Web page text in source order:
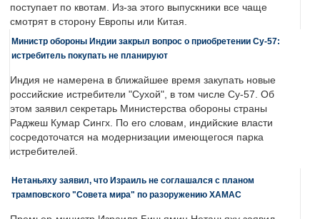
поступает по квотам. Из-за этого выпускники все чаще
смотрят в сторону Европы или Китая.
Министр обороны Индии закрыл вопрос о приобретении Су-57:
истребитель покупать не планируют
Индия не намерена в ближайшее время закупать новые
российские истребители "Сухой", в том числе Су-57. Об
этом заявил секретарь Министерства обороны страны
Раджеш Кумар Сингх. По его словам, индийские власти
сосредоточатся на модернизации имеющегося парка
истребителей.
Нетаньяху заявил, что Израиль не соглашался с планом
трамповского "Совета мира" по разоружению ХАМАС